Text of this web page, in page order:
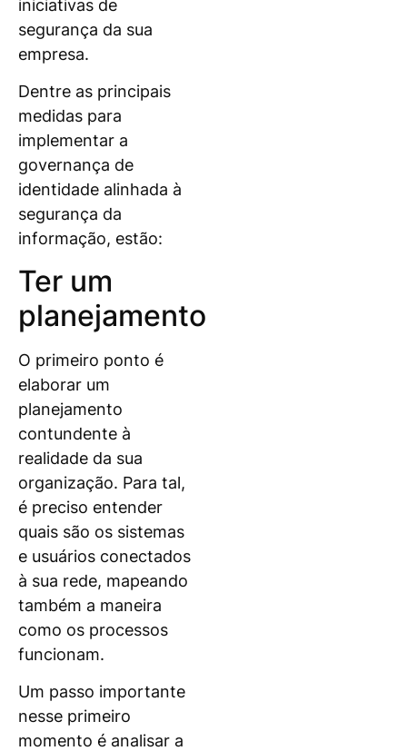
iniciativas de
segurança da sua
empresa.
Dentre as principais
medidas para
implementar a
governança de
identidade alinhada à
segurança da
informação, estão:
Ter um
planejamento
O primeiro ponto é
elaborar um
planejamento
contundente à
realidade da sua
organização. Para tal,
é preciso entender
quais são os sistemas
e usuários conectados
à sua rede, mapeando
também a maneira
como os processos
funcionam.
Um passo importante
nesse primeiro
momento é analisar a